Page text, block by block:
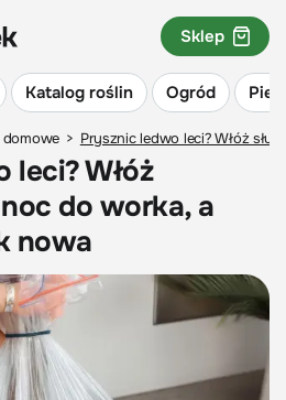
Katalog roślin Ogród
Sklep
> Prysznic ledwo leci? Włóż
leci? Włóż
do worka, a
nowa